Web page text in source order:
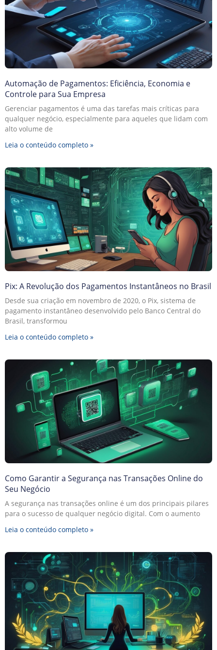
Automação de Pagamentos: Eficiência, Economia e
Controle para Sua Empresa
Gerenciar pagamentos é uma das tarefas mais críticas para
qualquer negócio, especialmente para aqueles que lidam com
alto volume de
Leia o conteúdo completo »
Pix: A Revolução dos Pagamentos Instantâneos no Brasil
Desde sua criação em novembro de 2020, o Pix, sistema de
pagamento instantâneo desenvolvido pelo Banco Central do
Brasil, transformou
Leia o conteúdo completo »
Como Garantir a Segurança nas Transações Online do
Seu Negócio
A segurança nas transações online é um dos principais pilares
para o sucesso de qualquer negócio digital. Com o aumento
Leia o conteúdo completo »